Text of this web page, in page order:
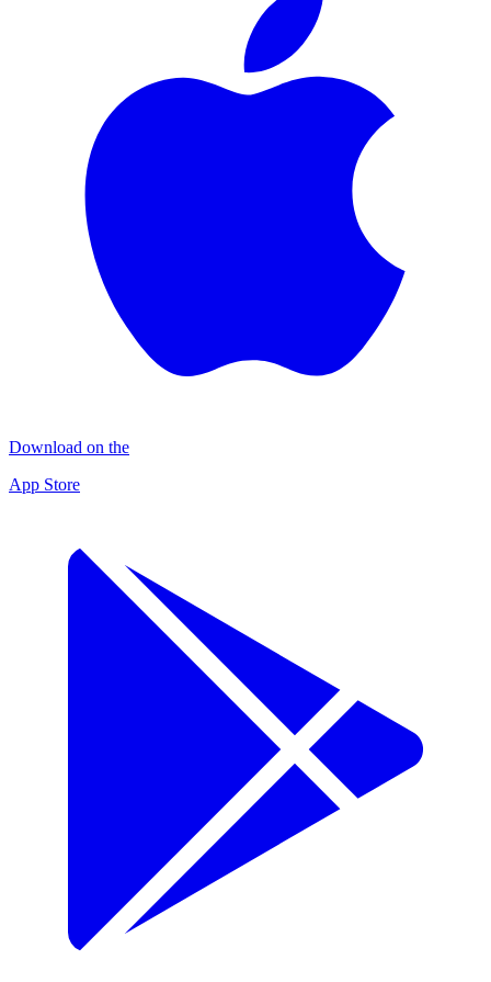
Download on the
App Store